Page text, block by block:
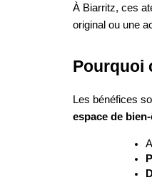
À Biarritz, ces
original ou une
Pourquoi
Les bénéfices
espace de